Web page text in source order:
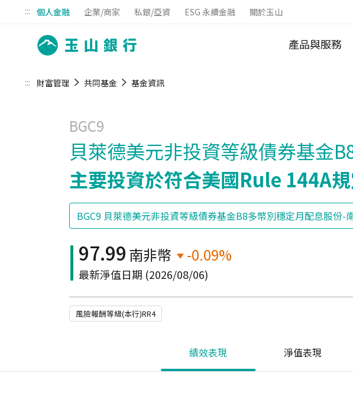
::: 個人金融 企業/商家 私銀/亞資 ESG 永續金融 關於玉山
產品與服務
財富管理 共同基金 基金資訊
:::
BGC9
貝萊德美元非投資等級債券基金
主要投資於符合美國Rule 144A
97.99 南非幣 -0.09%
最新淨值日期 (2026/08/06)
風險報酬等級(本行)RR4
績效表現 淨值表現